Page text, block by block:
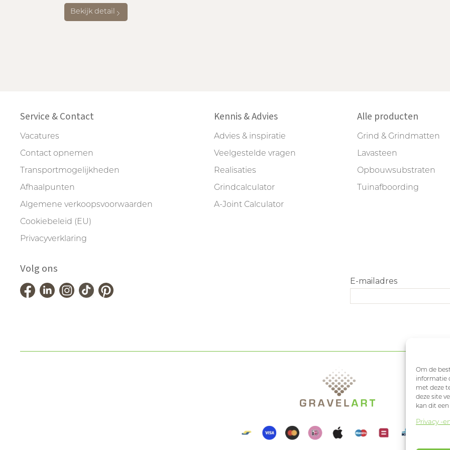
Om de
informatie
met deze
deze site
kan dit
Privacy -
Bekijk detail
Service & Contact
Vacatures
Contact opnemen
Transportmogelijkheden
Afhaalpunten
Algemene verkoopsvoorwaarden
Cookiebeleid (EU)
Privacyverklaring
Kennis & Advies
Advies & inspiratie
Veelgestelde vragen
Realisaties
Grindcalculator
A-Joint Calculator
Alle producten
Grind & Grindmatten
Lavasteen
Opbouwsubstraten
Tuinafboording
Volg ons